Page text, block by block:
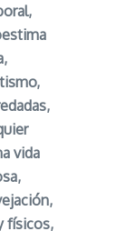
vida
físicos,